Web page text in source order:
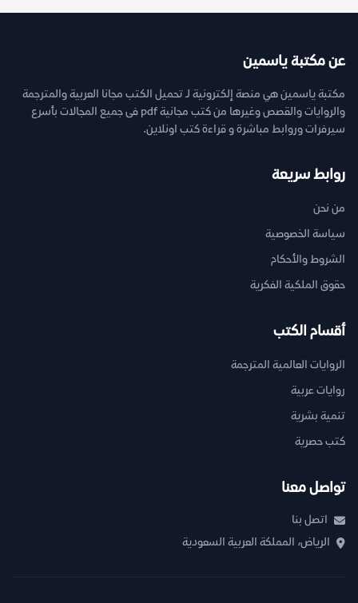
عن مكتبة ياسمين
مكتبة ياسمين هي منصة إلكترونية لـ تحميل الكتب مجانا العربية والمترجمة
والروايات والقصص وغيرها من كتب مجانية pdf فى جميع المجالات بأسرع
سيرفرات وروابط مباشرة و قراءة كتب اونلاين.
روابط سريعة
من نحن
سياسة الخصوصية
الشروط والأحكام
حقوق الملكية الفكرية
أقسام الكتب
الروايات العالمية المترجمة
روايات عربية
تنمية بشرية
كتب حصرية
تواصل معنا
اتصل بنا
الرياض، المملكة العربية السعودية